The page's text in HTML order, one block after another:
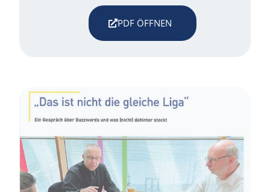
PDF ÖFFNEN